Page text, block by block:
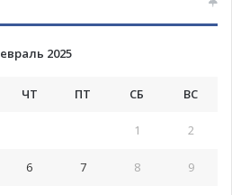
2025
ЧТ ПТ СБ ВС
1 2
6 7 8 9